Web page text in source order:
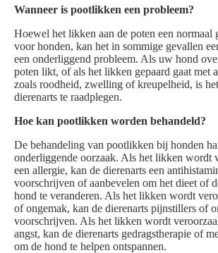
Wanneer is pootlikken een probleem?
Hoewel het likken aan de poten een normaal
voor honden, kan het in sommige gevallen
een onderliggend probleem. Als uw hond
poten likt, of als het likken gepaard gaat met
zoals roodheid, zwelling of kreupelheid, is
dierenarts te raadplegen.
Hoe kan pootlikken worden behandeld?
De behandeling van pootlikken bij honden
onderliggende oorzaak. Als het likken wordt
een allergie, kan de dierenarts een
voorschrijven of aanbevelen om het dieet of
hond te veranderen. Als het likken wordt
of ongemak, kan de dierenarts pijnstillers of
voorschrijven. Als het likken wordt
angst, kan de dierenarts gedragstherapie of
om de hond te helpen ontspannen.